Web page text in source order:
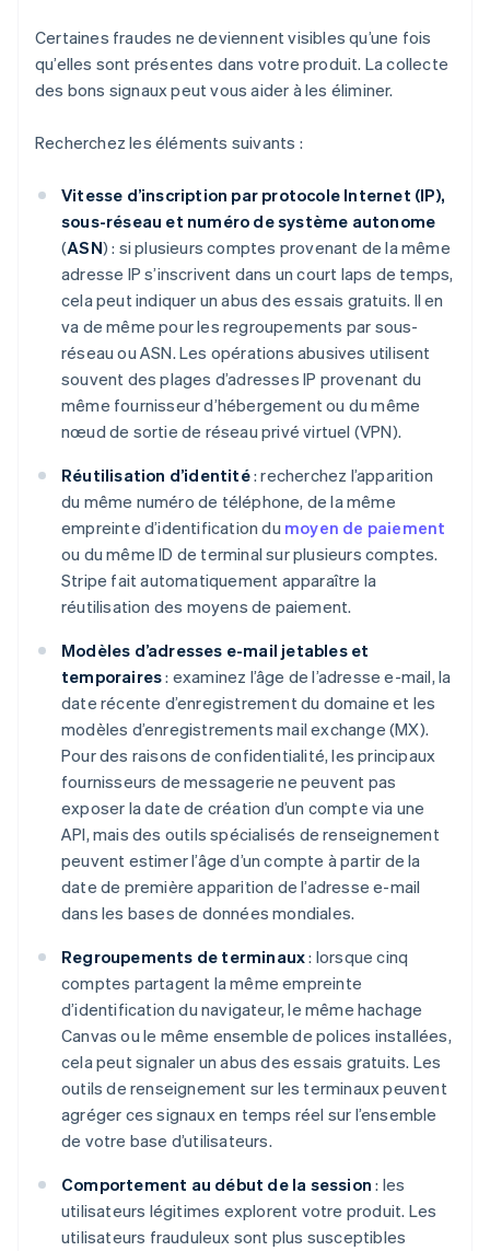
Certaines fraudes ne deviennent visibles qu’une fois
qu’elles sont présentes dans votre produit. La collecte
des bons signaux peut vous aider à les éliminer.
Recherchez les éléments suivants :
Vitesse d’inscription par protocole Internet (IP),
sous-réseau et numéro de système autonome
(ASN) : si plusieurs comptes provenant de la même
adresse IP s’inscrivent dans un court laps de temps,
cela peut indiquer un abus des essais gratuits. Il en
va de même pour les regroupements par sous-
réseau ou ASN. Les opérations abusives utilisent
souvent des plages d’adresses IP provenant du
même fournisseur d’hébergement ou du même
nœud de sortie de réseau privé virtuel (VPN).
Réutilisation d’identité: recherchez l’apparition
du même numéro de téléphone, de la même
empreinte d’identification du moyen de paiement
ou du même ID de terminal sur plusieurs comptes.
Stripe fait automatiquement apparaître la
réutilisation des moyens de paiement.
Modèles d’adresses e-mail jetables et
temporaires: examinez l’âge de l’adresse e-mail, la
date récente d’enregistrement du domaine et les
modèles d’enregistrements mail exchange (MX).
Pour des raisons de confidentialité, les principaux
fournisseurs de messagerie ne peuvent pas
exposer la date de création d’un compte via une
API, mais des outils spécialisés de renseignement
peuvent estimer l’âge d’un compte à partir de la
date de première apparition de l’adresse e-mail
dans les bases de données mondiales.
Regroupements de terminaux: lorsque cinq
comptes partagent la même empreinte
d’identification du navigateur, le même hachage
Canvas ou le même ensemble de polices installées,
cela peut signaler un abus des essais gratuits. Les
outils de renseignement sur les terminaux peuvent
agréger ces signaux en temps réel sur l’ensemble
de votre base d’utilisateurs.
Comportement au début de la session : les
utilisateurs légitimes explorent votre produit. Les
utilisateurs frauduleux sont plus susceptibles